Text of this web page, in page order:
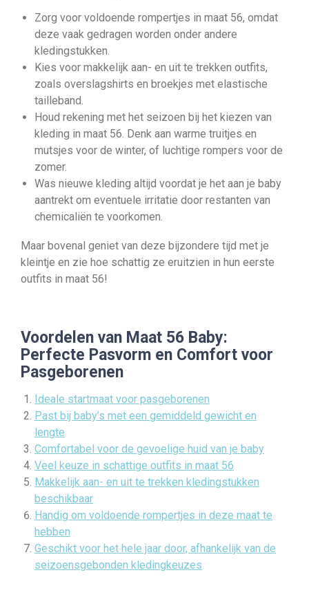
Zorg voor voldoende rompertjes in maat 56, omdat
deze vaak gedragen worden onder andere
kledingstukken.
Kies voor makkelijk aan- en uit te trekken outfits,
zoals overslagshirts en broekjes met elastische
tailleband.
Houd rekening met het seizoen bij het kiezen van
kleding in maat 56. Denk aan warme truitjes en
mutsjes voor de winter, of luchtige rompers voor de
zomer.
Was nieuwe kleding altijd voordat je het aan je baby
aantrekt om eventuele irritatie door restanten van
chemicaliën te voorkomen.
Maar bovenal geniet van deze bijzondere tijd met je
kleintje en zie hoe schattig ze eruitzien in hun eerste
outfits in maat 56!
Voordelen van Maat 56 Baby:
Perfecte Pasvorm en Comfort voor
Pasgeborenen
Ideale startmaat voor pasgeborenen
Past bij baby’s met een gemiddeld gewicht en
lengte
Comfortabel voor de gevoelige huid van je baby
Veel keuze in schattige outfits in maat 56
Makkelijk aan- en uit te trekken kledingstukken
beschikbaar
Handig om voldoende rompertjes in deze maat te
hebben
Geschikt voor het hele jaar door, afhankelijk van de
seizoensgebonden kledingkeuzes